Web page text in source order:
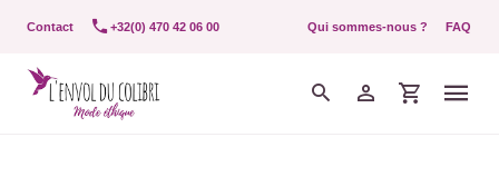
Contact +32(0) 470 42 06 00 Qui sommes-nous ? FAQ